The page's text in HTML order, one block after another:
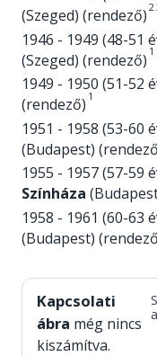
(Szeged) (rendező) 2
1946 - 1949 (48-51
(Szeged) (rendező) 1
1949 - 1950 (51-52
(rendező) 1
1951 - 1958 (53-60
(Budapest)
1955 - 1957 (57-59
Színháza
1958 - 1961 (60-63
(Budapest)
Kapcsolati
ábra még nincs
kiszámítva.